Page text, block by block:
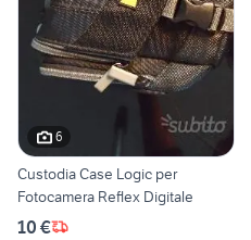
6
Custodia Case Logic per
Fotocamera Reflex Digitale
10 €